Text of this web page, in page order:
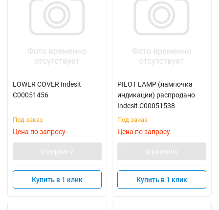
LOWER COVER Indesit
C00051456
Под заказ
Цена по запросу
В корзину
Купить в 1 клик
PILOT LAMP (лампочка
индикации) распродано
Indesit C00051538
Под заказ
Цена по запросу
В корзину
Купить в 1 клик